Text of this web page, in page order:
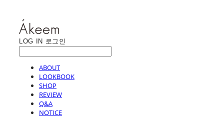
LOG IN 로그인
ABOUT
LOOKBOOK
SHOP
REVIEW
Q&A
NOTICE